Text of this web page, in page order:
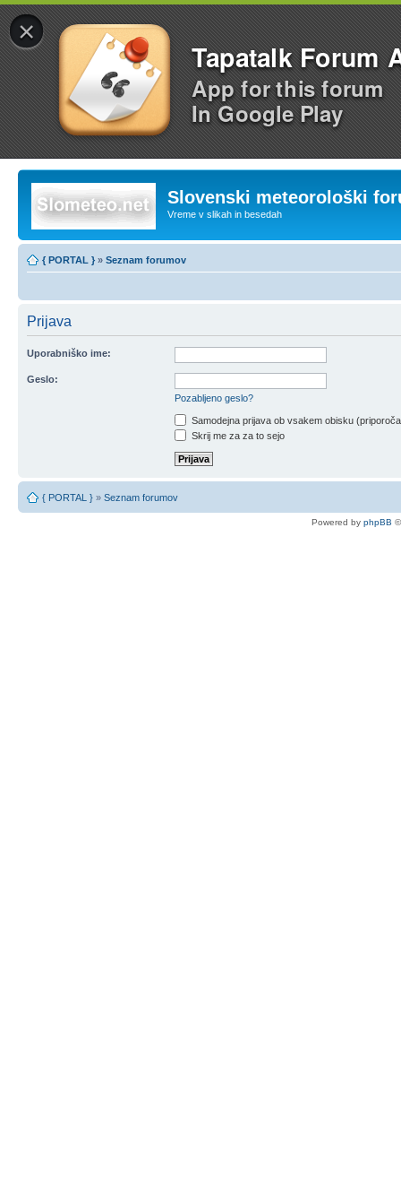
×
Tapatalk Forum
App for this forum
In Google Play
Slovenski meteorološki
Vreme v slikah in besedah
{ PORTAL } » Seznam forumov
Prijava
Uporabniško ime:
Geslo:
Pozabljeno geslo?
Samodejna prijava ob vsakem obisku
Skrij me za za to sejo
{ PORTAL } » Seznam forumov
Powered by phpBB